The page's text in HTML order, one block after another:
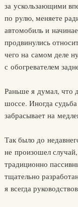
за ускользающими
по рулю, меняете
автомобиль и
продвинулись
чего на самом деле
с обогревателем
Раньше я думал, что
шоссе. Иногда
забрасывает на
Так было до
не произошел
традиционно
тщательно
я всегда